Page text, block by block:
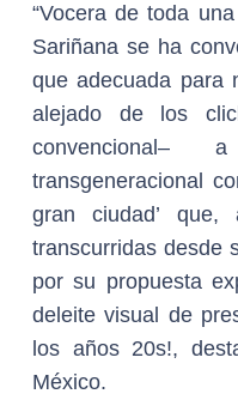
“Vocera de toda
Sariñana se ha
que adecuada para
alejado de los
transgeneracional
gran ciudad’
transcurridas desde
por su propuesta
deleite visual de
los años 20s!,
México.